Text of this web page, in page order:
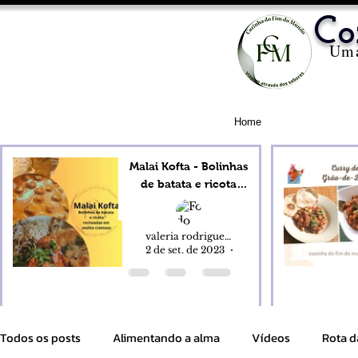
Home
Malai Kofta - Bolinhas
de batata e ricota
recheadas em molho
cremoso de castanha
de caju
valeria rodrigues alves
2 de set. de 2023
8 min de leitura
Todos os posts Alimentando a alma Vídeos Rota